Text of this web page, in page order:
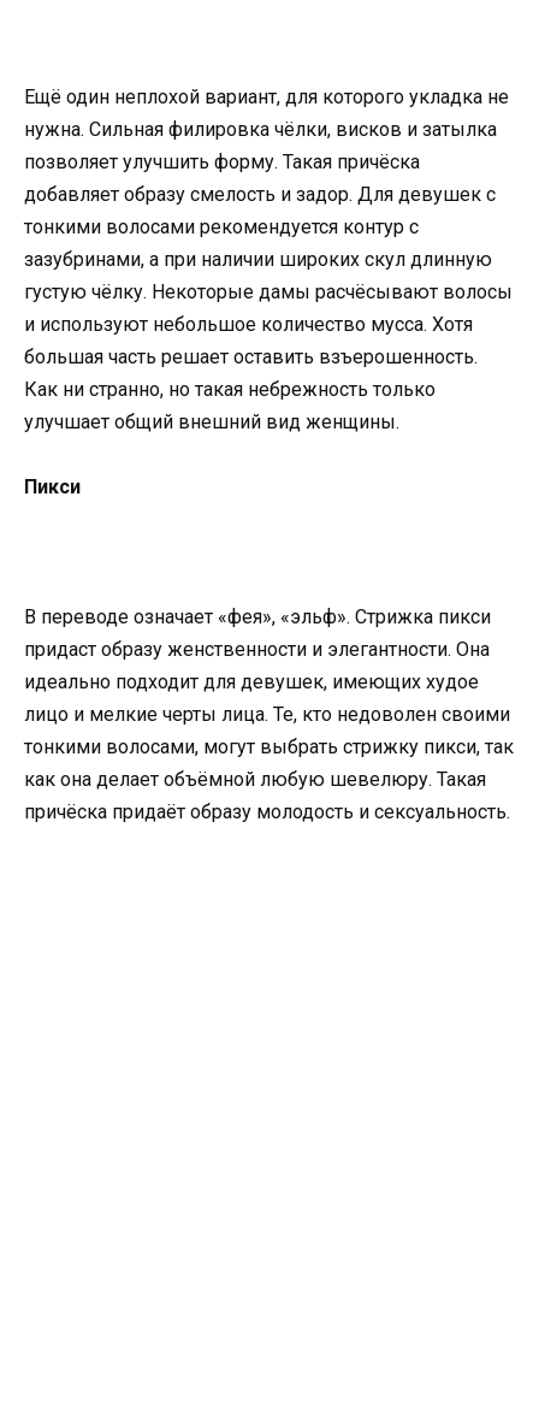
Ещё один неплохой вариант, для которого укладка не
нужна. Сильная филировка чёлки, висков и затылка
позволяет улучшить форму. Такая причёска
добавляет образу смелость и задор. Для девушек с
тонкими волосами рекомендуется контур с
зазубринами, а при наличии широких скул длинную
густую чёлку. Некоторые дамы расчёсывают волосы
и используют небольшое количество мусса. Хотя
большая часть решает оставить взъерошенность.
Как ни странно, но такая небрежность только
улучшает общий внешний вид женщины.
Пикси
В переводе означает «фея», «эльф». Стрижка пикси
придаст образу женственности и элегантности. Она
идеально подходит для девушек, имеющих худое
лицо и мелкие черты лица. Те, кто недоволен своими
тонкими волосами, могут выбрать стрижку пикси, так
как она делает объёмной любую шевелюру. Такая
причёска придаёт образу молодость и сексуальность.